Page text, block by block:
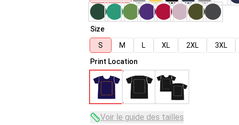
Size
S
M L XL 2XL 3XL
Print Location
Voir le guide des tailles